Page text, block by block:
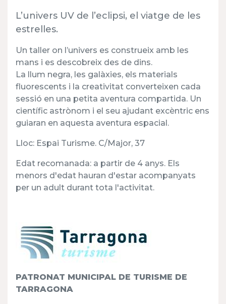
L’univers UV de l’eclipsi, el viatge de les
estrelles.
Un taller on l’univers es construeix amb les
mans i es descobreix des de dins.
La llum negra, les galàxies, els materials
fluorescents i la creativitat converteixen cada
sessió en una petita aventura compartida. Un
científic astrònom i el seu ajudant excèntric ens
guiaran en aquesta aventura espacial.
Lloc: Espai Turisme. C/Major, 37
Edat recomanada: a partir de 4 anys. Els
menors d'edat hauran d'estar acompanyats
per un adult durant tota l'activitat.
PATRONAT MUNICIPAL DE TURISME DE
TARRAGONA